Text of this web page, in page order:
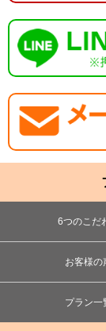
6つのこだ
お客様の
プラン一